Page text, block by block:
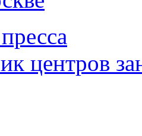
центров